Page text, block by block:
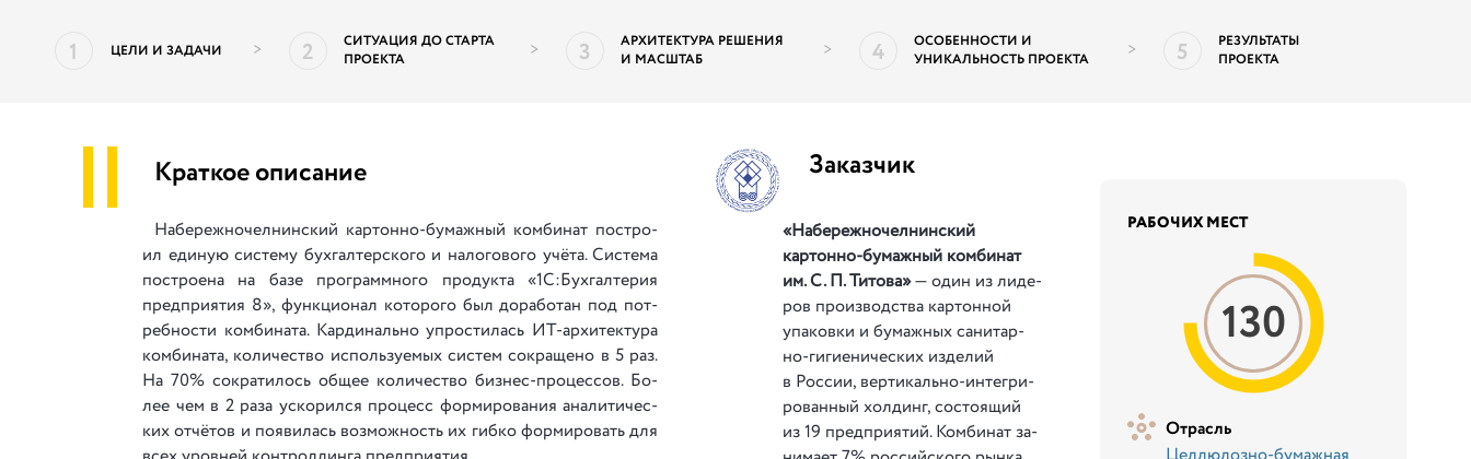
1 ЦЕЛИ И ЗАДАЧИ > 2
СИТУАЦИЯ ДО СТАРТА
ПРОЕКТА
> 3
АРХИТЕКТУРА РЕШЕНИЯ
И МАСШТАБ
> 4
ОСОБЕННОСТИ И
УНИКАЛЬНОСТЬ ПРОЕКТА
> 5
РЕЗУЛЬТАТЫ
ПРОЕКТА
|| Краткое описание
Набережночелнинский картонно-бу­ма­ж­ный ком­би­нат по­с­тро­
ил еди­ную си­с­те­му бух­гал­тер­ско­го и на­ло­го­во­го учё­та. Си­с­те­ма
по­с­тро­е­на на ба­зе про­г­рам­мно­го про­ду­к­та «1С:Бухгалтерия
пред­при­я­тия 8», фун­к­ци­о­нал ко­то­ро­го был до­ра­бо­тан под по­т­
ре­б­но­с­ти ко­м­би­на­та. Кар­ди­наль­но уп­ро­с­ти­лась ИТ-ар­хи­те­к­ту­ра
ком­би­на­та, ко­ли­че­с­тво ис­поль­зу­е­мых си­с­тем со­к­ра­ще­но в 5 раз.
На 70% со­к­ра­ти­лось об­щее ко­ли­че­с­тво биз­нес-про­цес­сов. Бо­
лее чем в 2 ра­за ус­ко­рил­ся про­цесс фор­ми­ро­ва­ния ана­ли­ти­чес­
ких от­чё­тов и по­я­ви­лась воз­мож­ность их гиб­ко фор­ми­ро­вать для
Заказчик
«Набережночелнинский
картонно-бу­ма­ж­ный ком­би­нат
им. С. П. Титова»— один из ли­де­
ров про­из­вод­ства кар­тон­ной
упа­ко­в­ки и бу­ма­ж­ных са­ни­тар­
но-ги­ги­е­ни­че­с­ких из­де­лий
в России, вер­ти­каль­но-ин­те­г­ри­
ро­ван­ный хол­динг, со­с­то­я­щий
из 19 пред­при­я­тий. Ком­би­нат за­
РАБОЧИХ МЕСТ
130
Отрасль